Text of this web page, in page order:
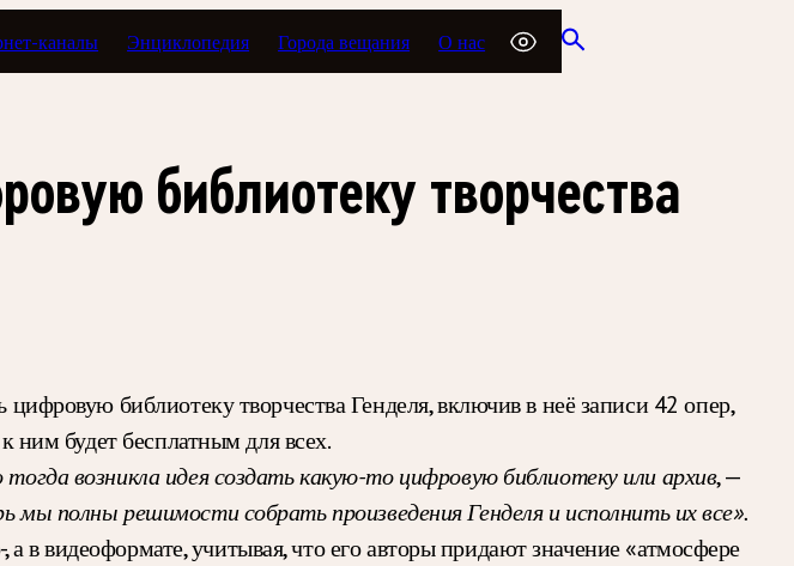
каналы Энциклопедия Города вещания О нас
библиотеку творчества
цифровую библиотеку творчества Генделя, включив в неё записи 42 опер,
ним будет бесплатным для всех.
возникла идея создать какую-то цифровую библиотеку или архив, —
мы полны решимости собратьпроизведения Генделя и исполнить их все».
а в видеоформате, учитывая, что его авторы придают значение «атмосфере